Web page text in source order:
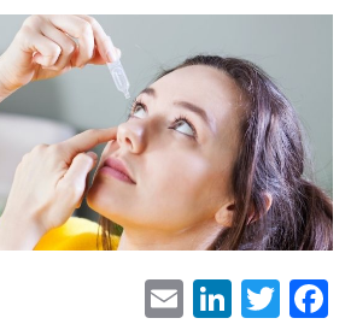
Facebook
Twitter
LinkedIn